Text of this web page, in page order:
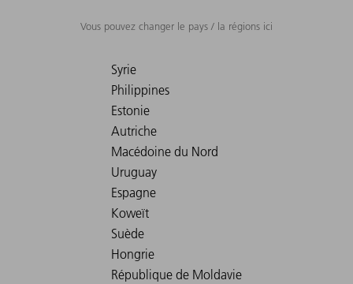
Vous pouvez changer le pays / la régions ici